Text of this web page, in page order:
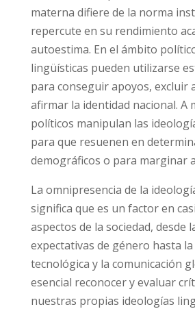
materna difiere de la norma
repercute en su rendimiento
autoestima. En el ámbito
lingüísticas pueden utilizarse
para conseguir apoyos, excluir
afirmar la identidad nacional. A
políticos manipulan las
para que resuenen en
demográficos o para marginar
La omnipresencia de la
significa que es un factor en
aspectos de la sociedad, desde
expectativas de género hasta
tecnológica y la comunicación
esencial reconocer y evaluar
nuestras propias ideologías